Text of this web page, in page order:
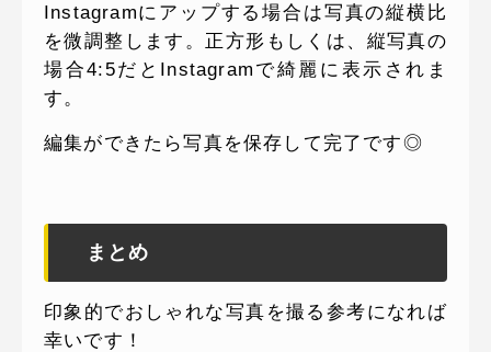
Instagramにアップする場合は写真の縦横比
を微調整します。正方形もしくは、縦写真の
場合4:5だとInstagramで綺麗に表示されま
す。
編集ができたら写真を保存して完了です◎
まとめ
印象的でおしゃれな写真を撮る参考になれば
幸いです！